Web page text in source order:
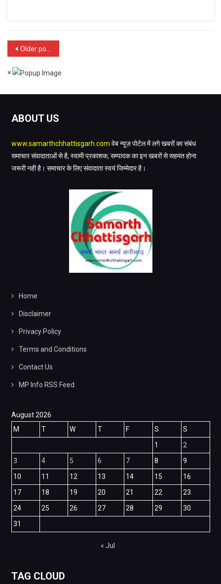
गई
Posts
navigation
Older posts
×
ABOUT US
www.samarthchhattisgarh.com वेब न्यूज़ पोर्टल में लगे खबरों का संबंध
समाचार संवादाताओं से है, स्वामी प्रकाशक, सम्पादक का इन खबरों से सहमत होना
जरूरी नही है। समाचार के लिए संवादाता स्वयं जिम्मेदार है।
Home
Disclaimer
Privacy Policy
Terms and Conditions
Contact Us
MP Info RSS Feed
August 2026
M
T W T F S
S
1
2
3
4 5 6 7 8
9
10
11 12 13 14 15
16
17
18 19 20 21 22
23
24
25 26 27 28 29
30
31
« Jul
TAG CLOUD